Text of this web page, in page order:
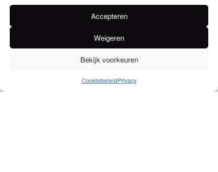
Accepteren
Weigeren
Bekijk voorkeuren
CookiebeleidPrivacy